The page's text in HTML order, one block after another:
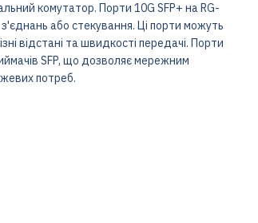
комутатор. Порти 10G SFP+ на RG-
або стекування. Ці порти можуть
відстані та швидкості передачі. Порти
SFP, що дозволяє мережним
потреб.